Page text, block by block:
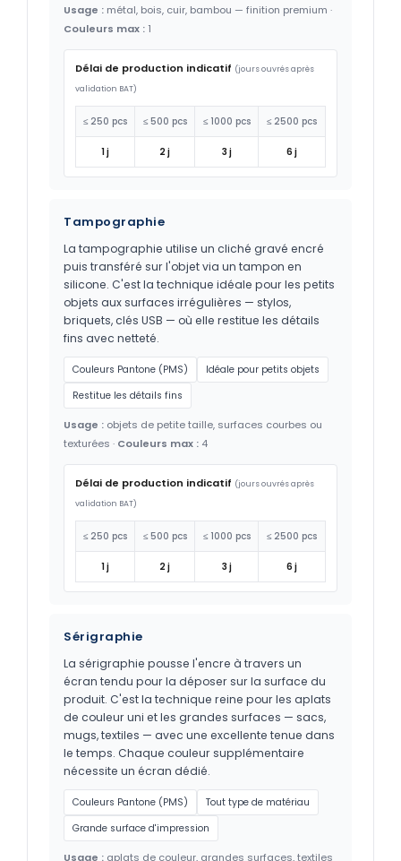
Usage : métal, bois, cuir, bambou — finition premium ·
Couleurs max : 1
Délai de production indicatif (jours ouvrés après
validation BAT)
≤ 250 pcs ≤ 500 pcs ≤ 1000 pcs ≤ 2500 pcs
1 j 2 j 3 j 6 j
Tampographie
La tampographie utilise un cliché gravé encré
puis transféré sur l'objet via un tampon en
silicone. C'est la technique idéale pour les petits
objets aux surfaces irrégulières — stylos,
briquets, clés USB — où elle restitue les détails
fins avec netteté.
Couleurs Pantone (PMS)
Idéale pour petits objets
Restitue les détails fins
Usage : objets de petite taille, surfaces courbes ou
texturées · Couleurs max : 4
Délai de production indicatif (jours ouvrés après
validation BAT)
≤ 250 pcs ≤ 500 pcs ≤ 1000 pcs ≤ 2500 pcs
1 j 2 j 3 j 6 j
Sérigraphie
La sérigraphie pousse l'encre à travers un
écran tendu pour la déposer sur la surface du
produit. C'est la technique reine pour les aplats
de couleur uni et les grandes surfaces — sacs,
mugs, textiles — avec une excellente tenue dans
le temps. Chaque couleur supplémentaire
nécessite un écran dédié.
Couleurs Pantone (PMS)
Tout type de matériau
Grande surface d'impression
Usage : aplats de couleur, grandes surfaces, textiles